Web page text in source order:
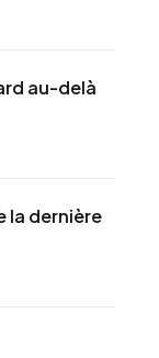
au-delà
la dernière